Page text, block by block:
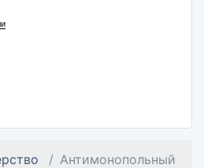
Антимонопольный